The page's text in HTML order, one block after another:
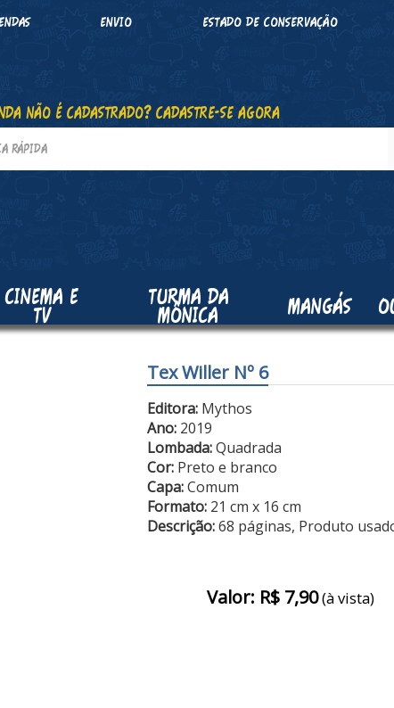
ENVIO ESTADO DE CONSERVAÇÃO
NÃO É CADASTRADO? CADASTRE-SE AGORA
CINEMA E
TV
TURMA DA
MÔNICA MANGÁS
Tex Willer Nº 6
Editora:Mythos
Ano:2019
Lombada:Quadrada
Cor:Preto e branco
Capa:Comum
Formato:21 cm x 16 cm
Descrição:68 páginas, Produto
Valor: R$ 7,90(à vista)